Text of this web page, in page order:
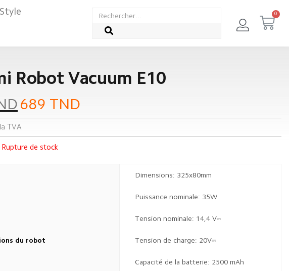
Rupture de stock
Robot Vacuum E10
689 TND
TVA
Rupture de stock
du robot
Dimensions: 325x80mm
Puissance nominale: 35W
Tension nominale: 14,4 V⎓
Tension de charge: 20V⎓
Capacité de la batterie: 2500 mAh